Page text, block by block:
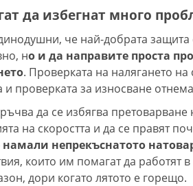
да избегнат много
че най-добрата
но и да направите проста
. Проверката на налягането на
и проверката за износване
да се избягва претоварване
на скоростта и да се правят
намали непрекъснатото
които им помагат да работят
дори когато лятото е горещо.